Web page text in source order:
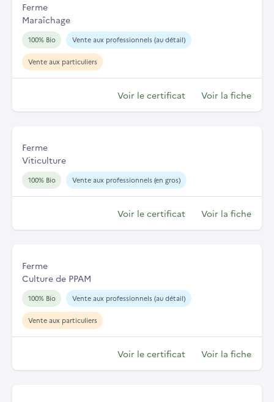
Ferme
Maraîchage
100% Bio Vente aux professionnels (au détail)
Vente aux particuliers
Voir le certificat Voir la fiche
Ferme
Viticulture
100% Bio Vente aux professionnels (en gros)
Voir le certificat Voir la fiche
Ferme
Culture de PPAM
100% Bio Vente aux professionnels (au détail)
Vente aux particuliers
Voir le certificat Voir la fiche